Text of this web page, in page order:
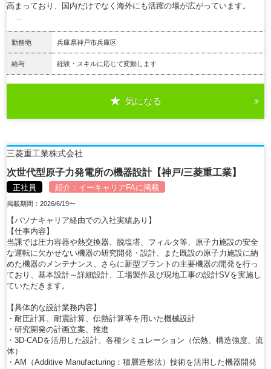
高まっており、国内だけでなく海外にも活躍の場が広がっています。
勤務地 兵庫県神戸市兵庫区
給与 経験・スキルに応じて変動します
気になる
三菱重工業株式会社
次世代型原子力発電所の機器設計【神戸/三菱重工業】
正社員 紹介： イーキャリアFAに掲載
掲載期間：2026/6/19〜
【パソナキャリア経由での入社実績あり】
【仕事内容】
当課では圧力容器や熱交換器、脱塩塔、フィルタ等、原子力施設の安全
な運転に欠かせない機器の研究開発・設計、また既設の原子力施設に納
めた機器のメンテナンス、さらに新型プラントの主要機器の開発を行っ
ており、基本設計～詳細設計、工場製作及び現地工事の設計SVを実施し
ていただきます。
【具体的な設計業務内容】
・耐圧計算、耐震計算、伝熱計算等を用いた機械設計
・研究開発の計画立案、推進
・3D-CADを活用した設計、各種シミュレーション（伝熱、構造強度、流
体）
・AM（Additive Manufacturing：積層造形法）技術を活用した機器開発